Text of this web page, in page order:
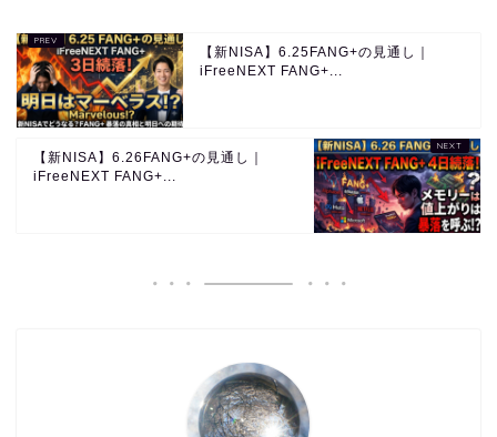
【新NISA】6.25FANG+の見通し｜
iFreeNEXT FANG+...
【新NISA】6.26FANG+の見通し｜
iFreeNEXT FANG+...